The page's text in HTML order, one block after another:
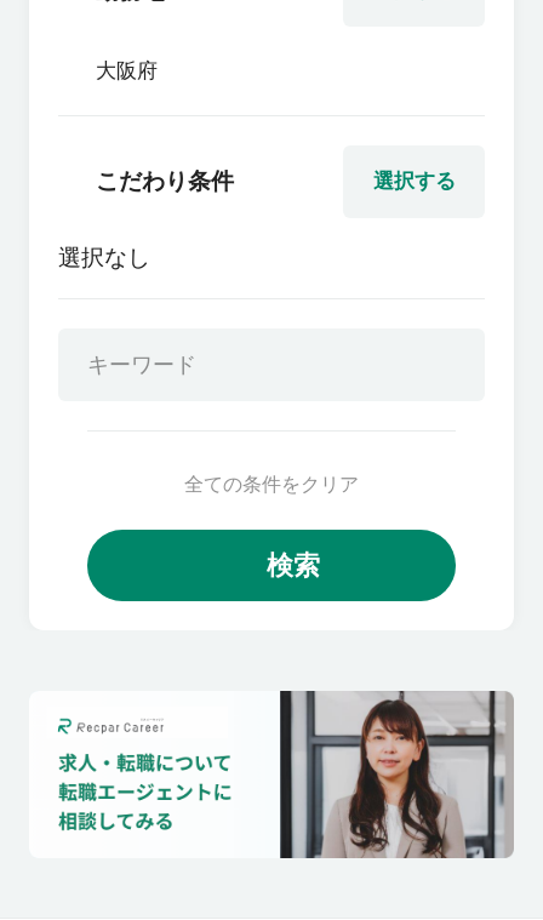
大阪府
選択する
こだわり条件
選択なし
全ての条件をクリア
検索